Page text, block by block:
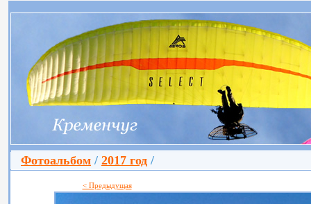
Фотоальбом / 2017 год /
< Предыдущая